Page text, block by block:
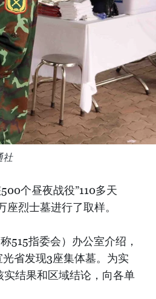
社
个昼夜战役”110多天
烈士墓进行了取样。
515指委会）办公室介绍，
省发现3座集体墓。为实
结果和区域结论，向各单